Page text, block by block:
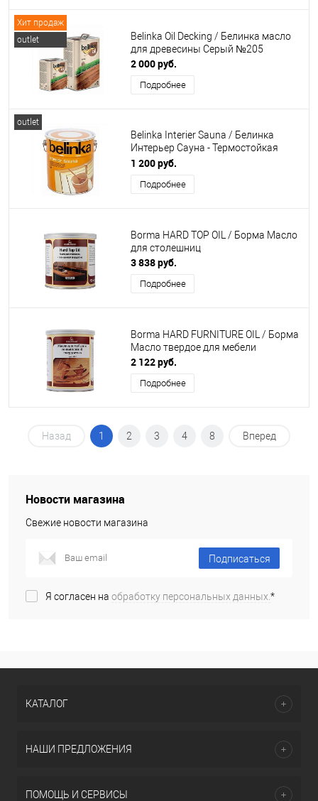
Хит продаж
outlet
Belinka Oil Decking / Белинка масло
для древесины Серый №205
2 000 руб.
Подробнее
outlet
Belinka Interier Sauna / Белинка
Интерьер Сауна - Термостойкая
лазурь
1 200 руб.
Подробнее
Borma HARD TOP OIL / Борма Масло
для столешниц
3 838 руб.
Подробнее
Borma HARD FURNITURE OIL / Борма
Масло твердое для мебели
2 122 руб.
Подробнее
Назад 1 2 3 4 8 Вперед
Новости магазина
Свежие новости магазина
Подписаться
Я согласен на обработку персональных данных.*
КАТАЛОГ
НАШИ ПРЕДЛОЖЕНИЯ
ПОМОЩЬ И СЕРВИСЫ